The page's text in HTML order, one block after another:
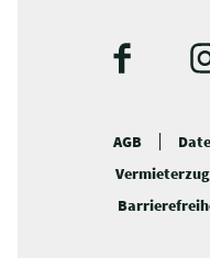
F
e
b
I
t
a
g
AGB